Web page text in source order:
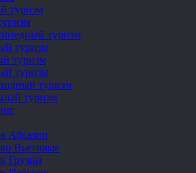
туризм
туризм
туризм
туризм
туризм
туризм
туризм
Абхазии
Вьетнаме
Грузии